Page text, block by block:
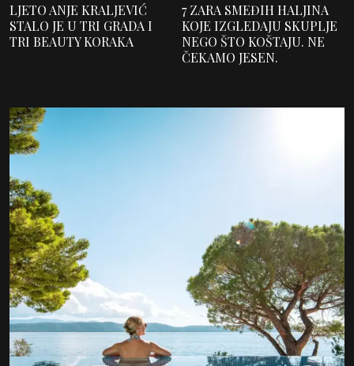
LJETO ANJE KRALJEVIĆ
STALO JE U TRI GRADA I
TRI BEAUTY KORAKA
7 ZARA SMEĐIH HALJINA
KOJE IZGLEDAJU SKUPLJE
NEGO ŠTO KOŠTAJU. NE
ČEKAMO JESEN.